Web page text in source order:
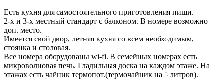
Есть кухня для самостоятельного приготовления пищи.
2-х и 3-х местный стандарт с балконом. В номере возможно
доп. место.
Имеется свой двор, летняя кухня со всем необходимым,
стоянка и столовая.
Все номера оборудованы wi-fi. В семейных номерах есть
микроволновая печь. Гладильная доска на каждом этаже. На
этажах есть чайник термопот.(термочайник на 5 литров).